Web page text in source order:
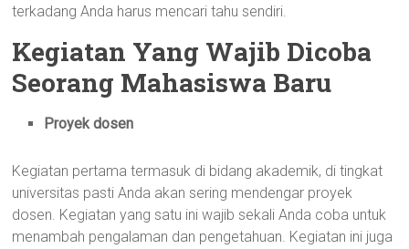
terkadang Anda harus mencari tahu sendiri.
Kegiatan Yang Wajib Dicoba
Seorang Mahasiswa Baru
Proyek dosen
Kegiatan pertama termasuk di bidang akademik, di tingkat
universitas pasti Anda akan sering mendengar proyek
dosen. Kegiatan yang satu ini wajib sekali Anda coba untuk
menambah pengalaman dan pengetahuan. Kegiatan ini juga